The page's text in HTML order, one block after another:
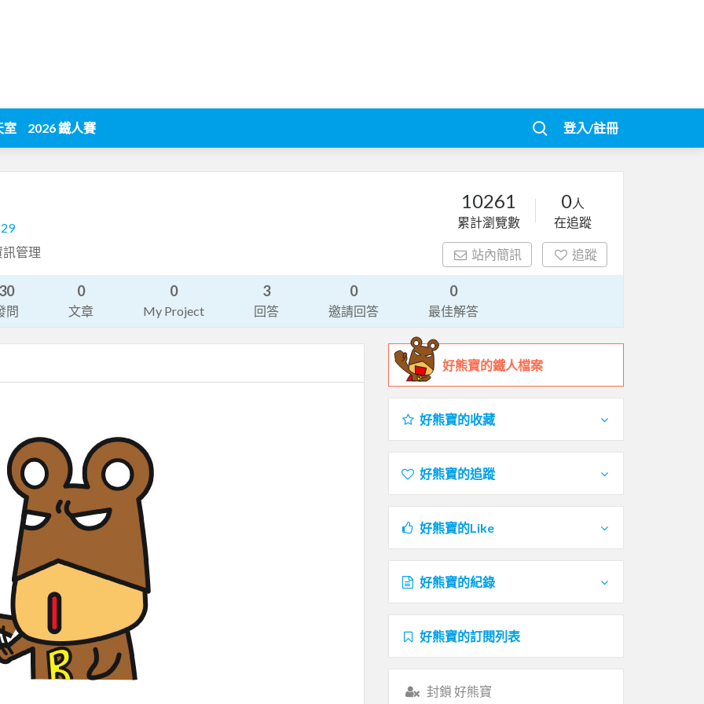
室 2026 鐵人賽 登入/註冊
管理
10261
累計瀏覽數
0人
在追蹤
站內簡訊 追蹤
問
0
文章
0
My Project
3
回答
0
邀請回答
0
最佳解答
好熊寶的鐵人檔案
好熊寶的收藏
好熊寶的追蹤
好熊寶的Like
好熊寶的紀錄
好熊寶的訂閱列表
封鎖 好熊寶